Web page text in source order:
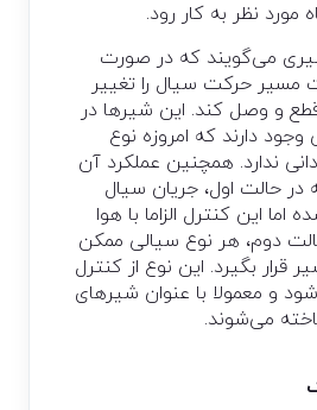
مورد نظر به کار رود.
می‌گویند که در صورت
مسیر حرکت سیال را تغییر
قطع و وصل کند. این شیرها در
دارند که امروزه نوع
ندارد. همچنین عملکرد آن
حالت اول، جریان سیال
این کنترل الزاما با هوا
دوم، هر نوع سیالی ممکن
بگیرد. این نوع از کنترل
و معمولا با عنوان شیرهای
می‌شوند.